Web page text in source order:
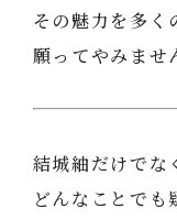
その魅力を多く
願ってやみませ
結城紬だけでな
どんなことでも